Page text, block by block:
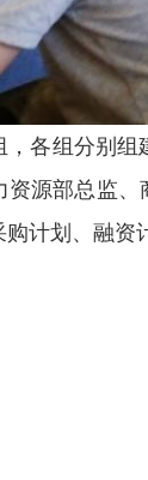
各组分别组
资源部总监
计划、融资